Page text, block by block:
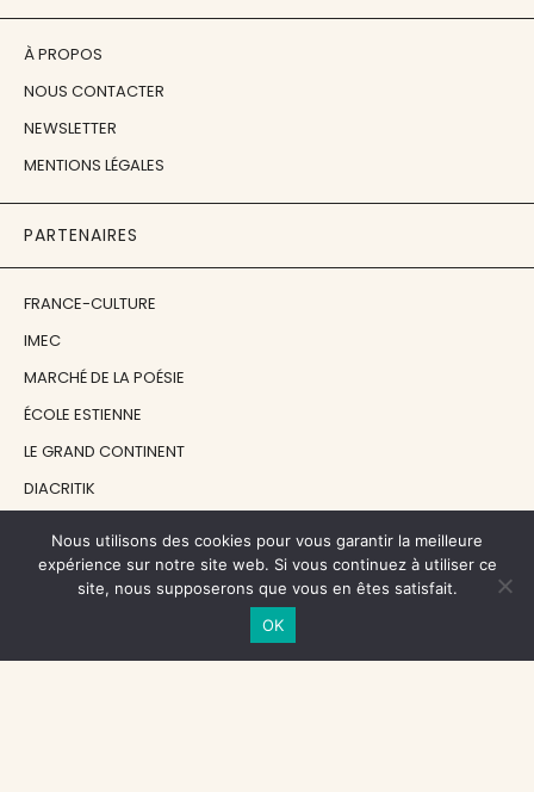
À PROPOS
NOUS CONTACTER
NEWSLETTER
MENTIONS LÉGALES
PARTENAIRES
FRANCE-CULTURE
IMEC
MARCHÉ DE LA POÉSIE
ÉCOLE ESTIENNE
LE GRAND CONTINENT
DIACRITIK
NOS SOUTIENS
CENTRE NATIONAL DU LIVRE
Nous utilisons des cookies pour vous garantir la meilleure
expérience sur notre site web. Si vous continuez à utiliser ce
site, nous supposerons que vous en êtes satisfait.
OK